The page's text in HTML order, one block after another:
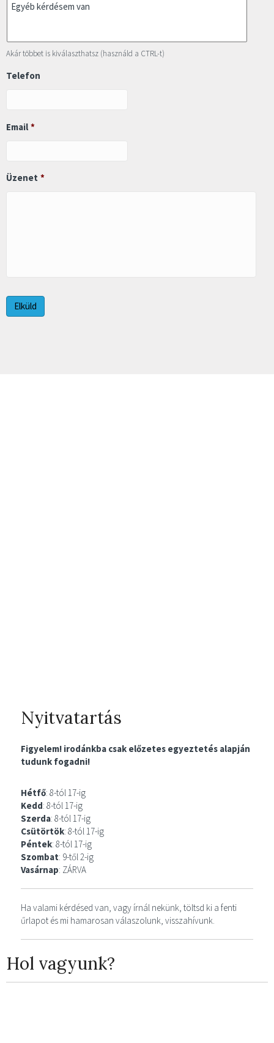
Akár többet is kiválaszthatsz (használd a CTRL-t)
Telefon
Email *
Üzenet *
Nyitvatartás
Figyelem! irodánkba csak előzetes egyeztetés alapján
tudunk fogadni!
Hétfő: 8-tól 17-ig
Kedd: 8-tól 17-ig
Szerda: 8-tól 17-ig
Csütörtök: 8-tól 17-ig
Péntek: 8-tól 17-ig
Szombat: 9-től 2-ig
Vasárnap: ZÁRVA
Ha valami kérdésed van, vagy írnál nekünk, töltsd ki a fenti
űrlapot és mi hamarosan válaszolunk, visszahívunk.
Hol vagyunk?